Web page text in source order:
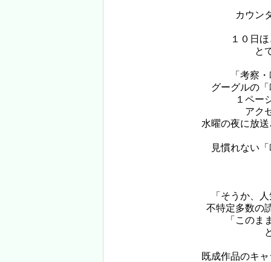
カウン
１０日
と
「考察
グーグルの
１ペー
アク
水曜の夜に放
見慣れない
「そうか、
不特定多数の
「このま
既成作品のキ